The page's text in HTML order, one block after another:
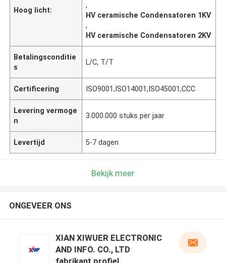
Hoog licht:
,
HV ceramische Condensatoren 1KV
,
HV ceramische Condensatoren 2KV
Betalingsconditie
s
L/C, T/T
Certificering ISO9001,ISO14001,ISO45001,CCC
Levering vermoge
n
3.000.000 stuks per jaar
Levertijd 5-7 dagen
Bekijk meer
ONGEVEER ONS
XIAN XIWUER ELECTRONIC
AND INFO. CO., LTD